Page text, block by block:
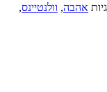
אהבה,וולנטיינס,